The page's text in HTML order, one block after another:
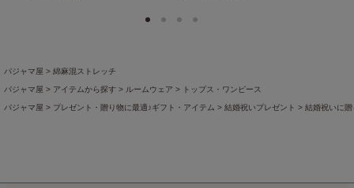
パジャマ屋 綿麻混ストレッチ
パジャマ屋 アイテムから探す ルームウェア トップス・ワンピース
パジャマ屋 プレゼント・贈り物に最適♪ギフト・アイテム 結婚祝いプレゼント 結婚祝いに